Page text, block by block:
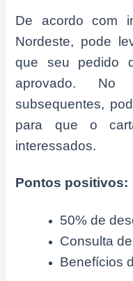
De acordo com
Nordeste, pode
que seu pedido
aprovado. No
subsequentes,
para que o
interessados.
Pontos positivos:
50% de
Consulta
Benefícios